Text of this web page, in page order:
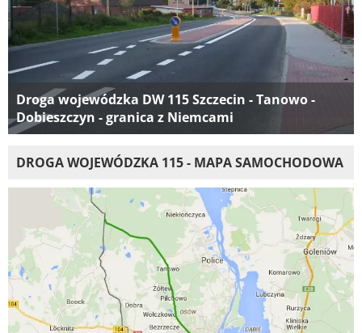
Droga wojewódzka DW 115 Szczecin - Tanowo -
Dobieszczyn - granica z Niemcami
DROGA WOJEWÓDZKA 115 - MAPA SAMOCHODOWA